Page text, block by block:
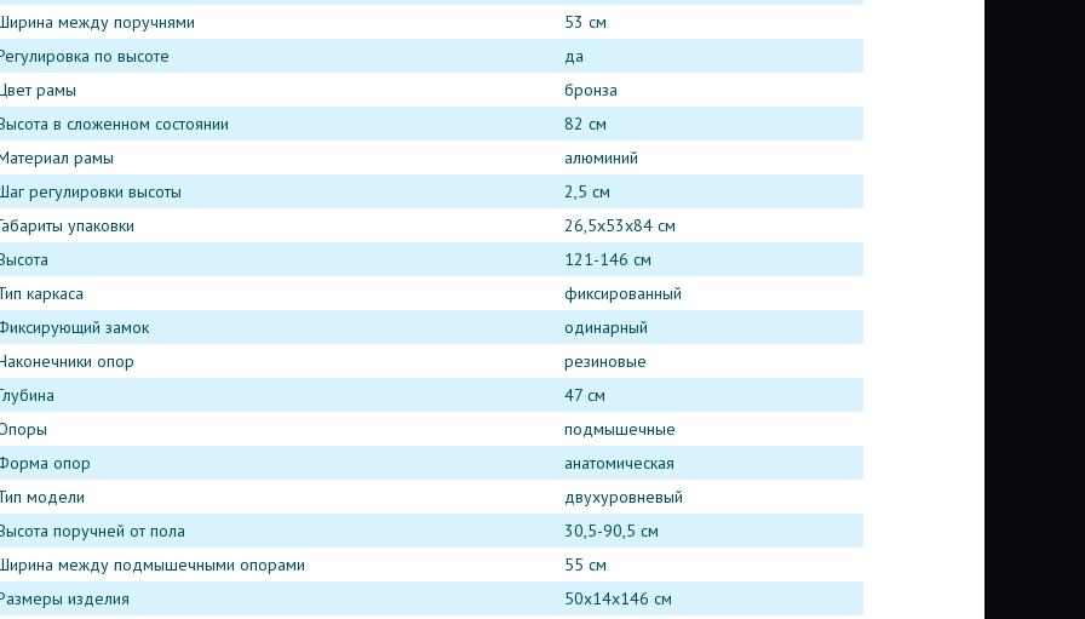
между поручнями
53 см
по высоте
да
рамы
бронза
в сложенном состоянии
82 см
рамы
алюминий
регулировки высоты
2,5 см
упаковки
26,5х53х84 см
121-146 см
каркаса
фиксированный
замок
одинарный
опор
резиновые
47 см
подмышечные
опор
анатомическая
модели
двухуровневый
поручней от пола
30,5-90,5 см
между подмышечными опорами
55 см
изделия
50х14х146 см